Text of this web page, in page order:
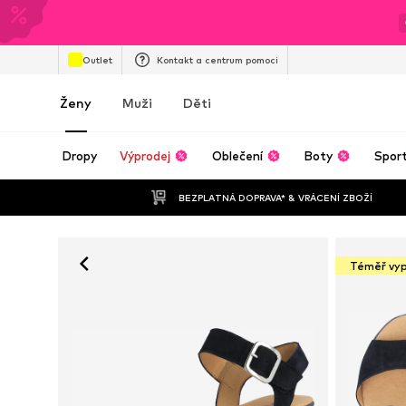
Outlet Kontakt a centrum pomoci
Ženy Muži Děti
Dropy Výprodej Oblečení Boty Sport
BEZPLATNÁ DOPRAVA* & VRÁCENÍ ZBOŽÍ
Téměř